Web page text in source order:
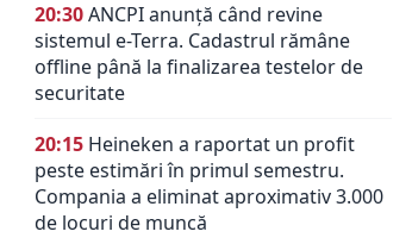
20:30ANCPI anunță când revine
sistemul e-Terra. Cadastrul rămâne
offline până la finalizarea testelor de
securitate
20:15 Heineken a raportat un profit
peste estimări în primul semestru.
Compania a eliminat aproximativ 3.000
de locuri de muncă